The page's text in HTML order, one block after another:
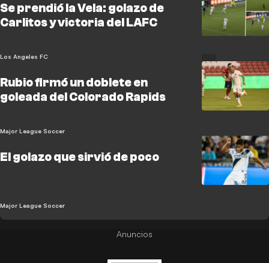
Se prendió la Vela: golazo de
Carlitos y victoria del LAFC
Los Angeles FC
Rubio firmó un doblete en
goleada del Colorado Rapids
Major League Soccer
El golazo que sirvió de poco
Major League Soccer